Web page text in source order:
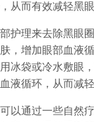
从而有效减轻黑眼
护理来去除黑眼
，增加眼部血液
冰袋或冷水敷眼
液循环，从而减
以通过一些自然